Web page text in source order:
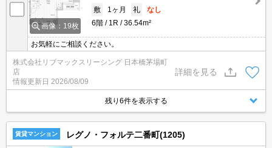
画像：19枚
敷 1ヶ月 礼
なし
6階
1R 36.54m²
お気軽にご相談ください。
株式会社リブマックスリーシング 日本橋茅場町
店
情報更新日 2026/08/09
詳細を見る
残り6件を表示する
賃貸マンション レグノ・フォルテ二番町(1205)